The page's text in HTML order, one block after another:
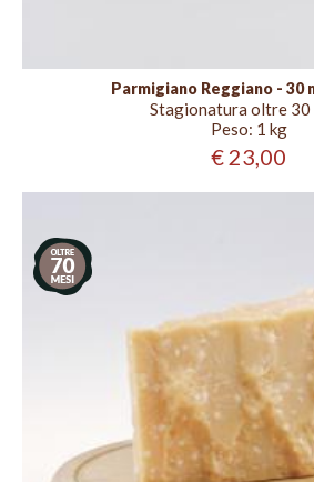
Parmigiano Reggiano - 30
Stagionatura oltre 30
Peso: 1 kg
€ 23,00
Stagionatura
oltre
70